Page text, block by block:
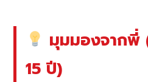
มุมมองจากพี่
15 ปี)